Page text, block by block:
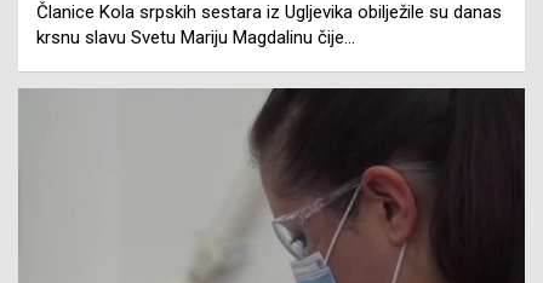
Članice Kola srpskih sestara iz Ugljevika obilježile su danas
krsnu slavu Svetu Mariju Magdalinu čije…